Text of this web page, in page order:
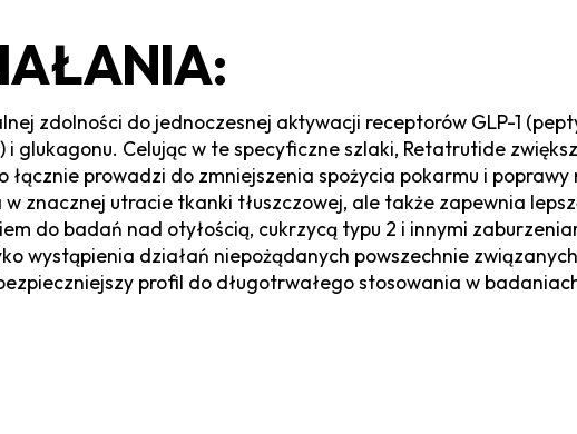
zdolności do jednoczesnej aktywacji receptorów GLP-1
glukagonu. Celując w te specyficzne szlaki, Retatrutide
łącznie prowadzi do zmniejszenia spożycia pokarmu i
znacznej utracie tkanki tłuszczowej, ale także zapewnia
do badań nad otyłością, cukrzycą typu 2 i innymi
wystąpienia działań niepożądanych powszechnie
profil do długotrwałego stosowania w